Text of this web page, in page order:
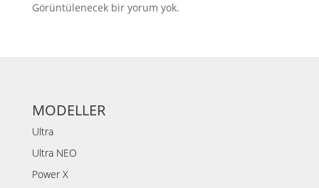
Görüntülenecek bir yorum yok.
MODELLER
Ultra
Ultra NEO
Power X